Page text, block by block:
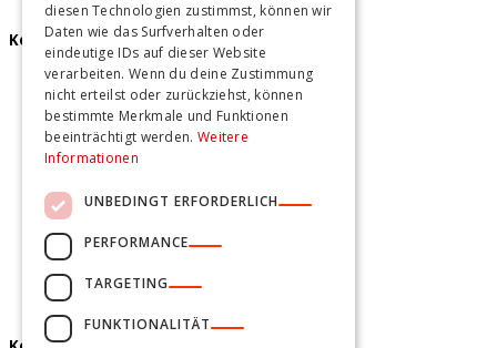
Kochkurse
Kochkurse Berlin
Kochkurse Hamburg
Kochkurse Hannover
diesen Technologien zustimmst, können wir
Daten wie das Surfverhalten oder
eindeutige IDs auf dieser Website
verarbeiten. Wenn du deine Zustimmung
nicht erteilst oder zurückziehst, können
bestimmte Merkmale und Funktionen
beeinträchtigt werden. Weitere
Informationen
UNBEDINGT ERFORDERLICH
PERFORMANCE
TARGETING
FUNKTIONALITÄT